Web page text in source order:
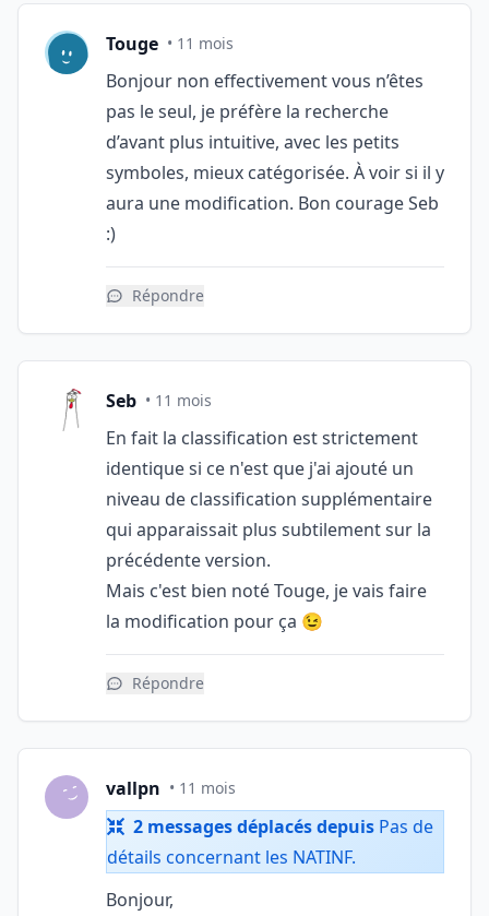
Touge • 11 mois
Bonjour non effectivement vous n’êtes
pas le seul, je préfère la recherche
d’avant plus intuitive, avec les petits
symboles, mieux catégorisée. À voir si il y
aura une modification. Bon courage Seb
:)
Répondre
Seb • 11 mois
En fait la classification est strictement
identique si ce n'est que j'ai ajouté un
niveau de classification supplémentaire
qui apparaissait plus subtilement sur la
précédente version.
Mais c'est bien noté Touge, je vais faire
la modification pour ça 😉
Répondre
vallpn • 11 mois
2 messages déplacés depuis Pas de
détails concernant les NATINF.
Bonjour,